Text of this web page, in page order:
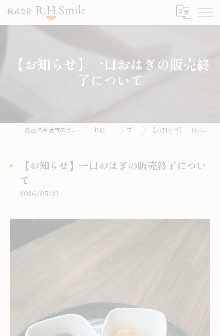
【お知らせ】一口おはぎの販売終
了について
愛媛県今治市のうどんならこがね製麺所 お役立ち情報 ブログ 【お知らせ】一口おはぎの販売終了について
【お知らせ】一口おはぎの販売終了につい
て
2026/05/21